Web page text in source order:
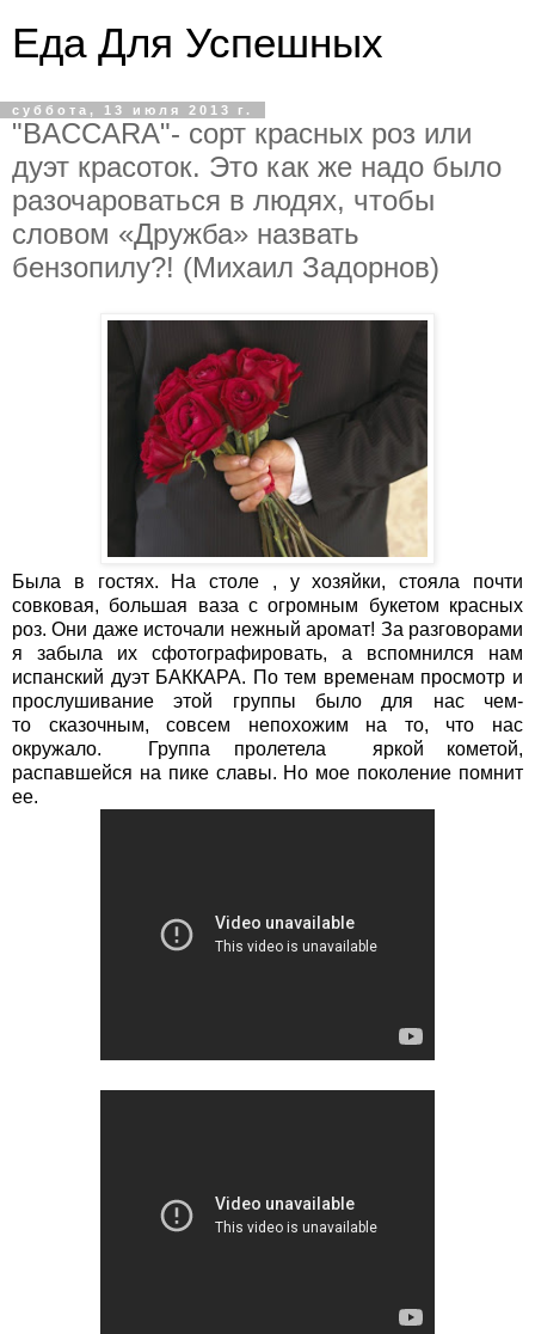
Еда Для Успешных
суббота, 13 июля 2013 г.
"BACCARA"- сорт красных роз или
дуэт красоток. Это как же надо было
разочароваться в людях, чтобы
словом «Дружба» назвать
бензопилу?! (Михаил Задорнов)
Была в гостях. На столе , у хозяйки, стояла почти
совковая, большая ваза с огромным букетом красных
роз. Они даже источали нежный аромат! За разговорами
я забыла их сфотографировать, а вспомнился нам
испанский дуэт БАККАРА. По тем временам просмотр и
прослушивание этой группы было для нас чем-
то сказочным, совсем непохожим на то, что нас
окружало. Группа пролетела яркой кометой,
распавшейся на пике славы. Но мое поколение помнит
ее.